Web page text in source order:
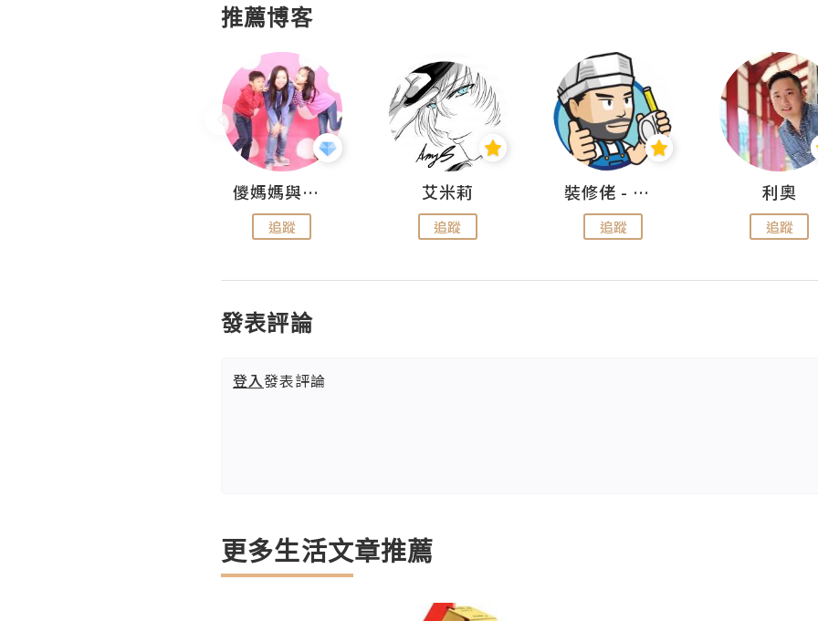
推薦博客
儍媽媽與兩隻小魔怪之家
追蹤
艾米莉
追蹤
裝修佬 - 香港一站式網上裝修平台
追蹤
利奧
追蹤
發表評論
登入發表評論
更多生活文章推薦